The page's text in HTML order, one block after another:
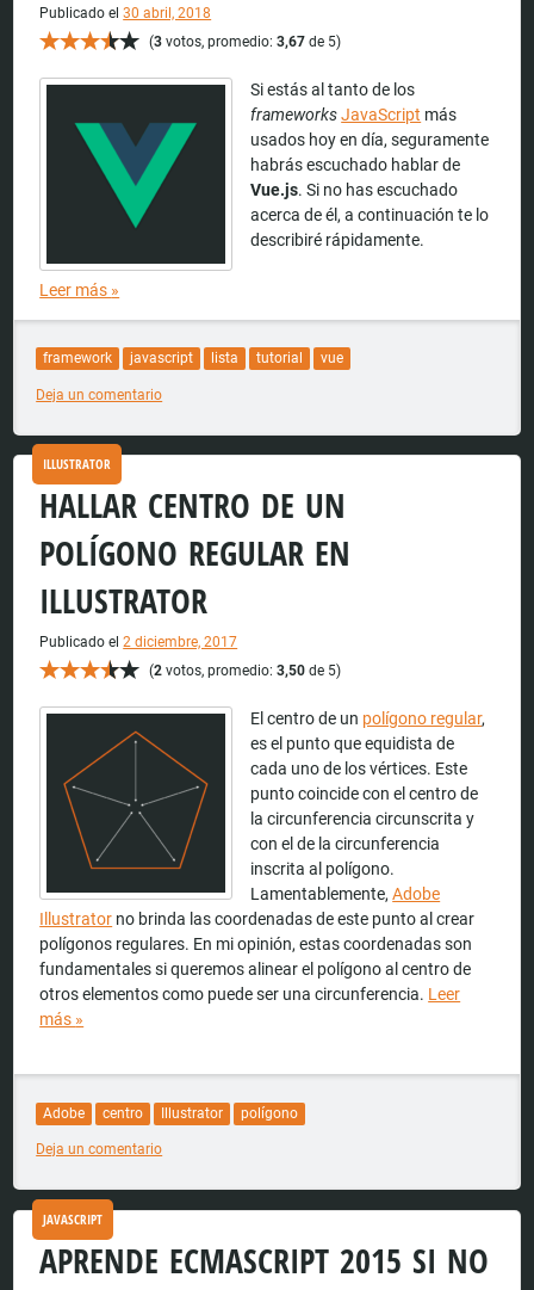
Publicado el30 abril, 2018
(3 votos, promedio:3,67 de 5)
Si estás al tanto de los
frameworksJavaScript más
usados hoy en día, seguramente
habrás escuchado hablar de
Vue.js. Si no has escuchado
acerca de él, a continuación te lo
describiré rápidamente.
Leer más »
framework javascript lista tutorial vue
Deja un comentario
ILLUSTRATOR
HALLAR CENTRO DE UN
POLÍGONO REGULAR EN
ILLUSTRATOR
Publicado el2 diciembre, 2017
(2 votos, promedio:3,50 de 5)
El centro de un polígono regular,
es el punto que equidista de
cada uno de los vértices. Este
punto coincide con el centro de
la circunferencia circunscrita y
con el de la circunferencia
inscrita al polígono.
Lamentablemente,Adobe
Illustrator no brinda las coordenadas de este punto al crear
polígonos regulares. En mi opinión, estas coordenadas son
fundamentales si queremos alinear el polígono al centro de
otros elementos como puede ser una circunferencia. Leer
más »
Adobe centro Illustrator polígono
Deja un comentario
JAVASCRIPT
APRENDE ECMASCRIPT 2015 SI NO